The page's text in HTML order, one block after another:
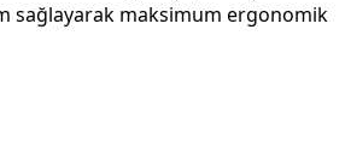
sağlayarak maksimum ergonomik